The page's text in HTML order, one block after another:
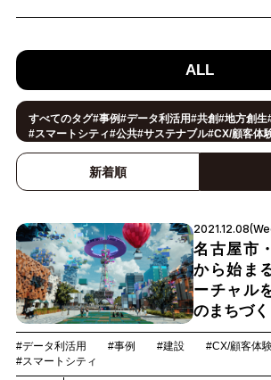
ALL
すべてのタグ#事例#データ利活用#共創#地方創生
#スマートシティ#公共#サステナブル#CX/顧客体
イノベーション#IoT
スマートフ
スマートライフ
ロボ
#デジタルツイン
新着順
名古屋市
から始ま
ーチャル
のまちづく
#データ利活用 #事例 #建設
#CX/顧客体
#スマートシティ